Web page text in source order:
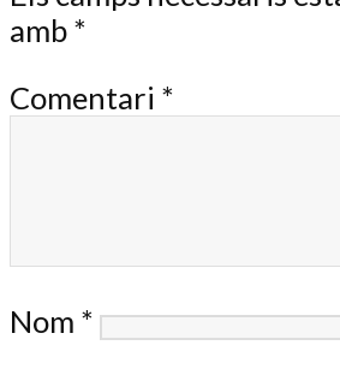
amb *
Comentari *
Nom *